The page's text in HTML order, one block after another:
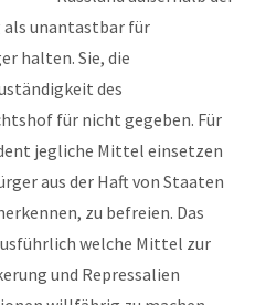
als unantastbar für
halten. Sie, die
des
für nicht gegeben. Für
jegliche Mittel einsetzen
aus der Haft von Staaten
zu befreien. Das
welche Mittel zur
und Repressalien